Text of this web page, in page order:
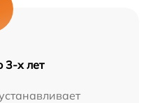
3-х лет